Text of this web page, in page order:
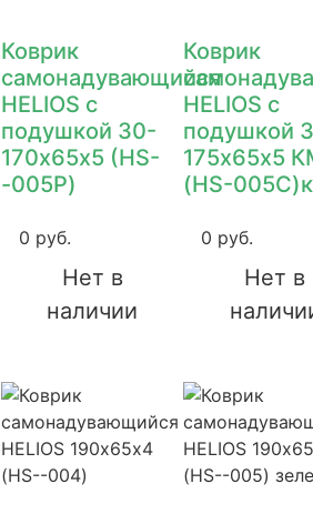
Коврик
самонадувающийся
HELIOS с
подушкой 30-
170х65х5 (HS-
-005P)
0 руб.
Нет в
наличии
Коврик
HELIOS с
подушкой
175х65х5
(HS-
0 руб.
Нет в